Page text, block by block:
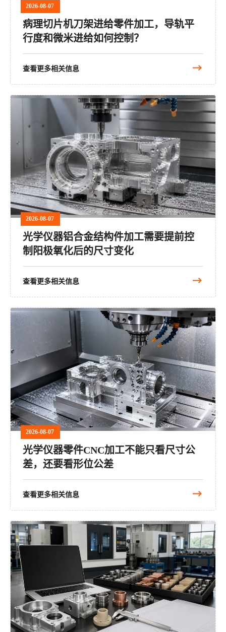
2026-08-07
病理切片机刀架进给零件加工，导轨平
行度和微米进给如何控制？
查看更多相关信息
2026-08-07
光学仪器铝合金结构件加工需要提前控
制阳极氧化后的尺寸变化
查看更多相关信息
2026-08-07
光学仪器零件CNC加工不能只看尺寸公
差，还要看形位公差
查看更多相关信息